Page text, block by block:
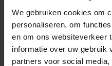
We gebruiken cookies om
personaliseren, om
en om ons websiteverkeer
informatie over uw gebruik
partners voor social
Biodiversiteit-pionier
Nederland een wilder